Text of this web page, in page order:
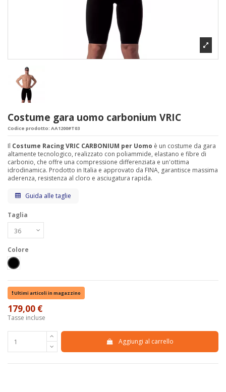
Costume gara uomo carbonium VRIC
Codice prodotto: AA1200#T03
Il Costume Racing VRIC CARBONIUM per Uomo è un costume da gara
altamente tecnologico, realizzato con poliammide, elastano e fibre di
carbonio, che offre una compressione differenziata e un'ottima
idrodinamica. Prodotto in Italia e approvato da FINA, garantisce massima
aderenza, resistenza al cloro e asciugatura rapida.
Guida alle taglie
Taglia
Colore
Nero
Ultimi articoli in magazzino
179,00 €
Tasse incluse
Aggiungi al carrello